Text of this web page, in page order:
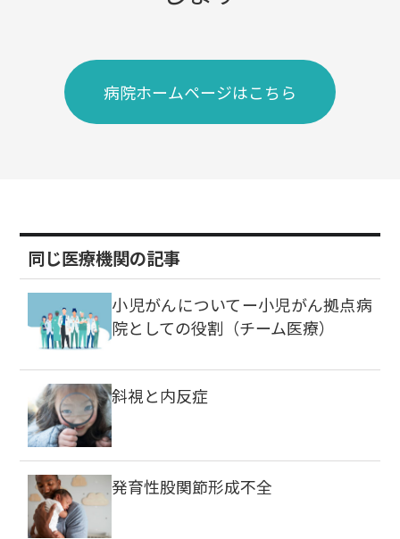
病院ホームページはこちら
同じ医療機関の記事
小児がんについてー小児がん拠点病
院としての役割（チーム医療）
斜視と内反症
発育性股関節形成不全